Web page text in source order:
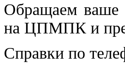
Обращаем ваше
на ЦПМПК и
Справки по